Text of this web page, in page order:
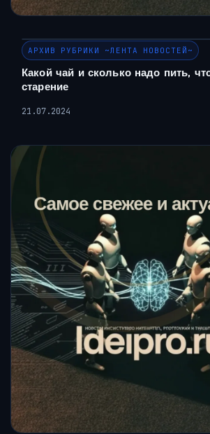
АРХИВ РУБРИКИ ~ЛЕНТА НОВОСТЕЙ~
Какой чай и сколько надо пить,
старение
21.07.2024